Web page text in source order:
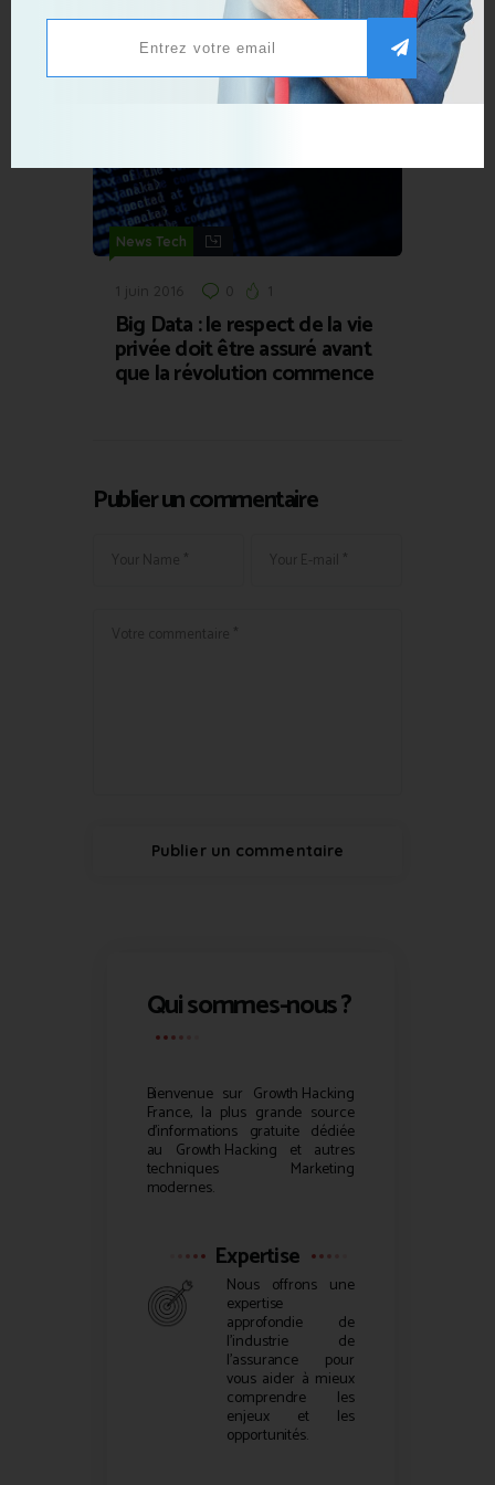
quiconque est capable de
pirater Tinder et Snapchat
News Tech
1 juin 2016 0
Big Data : le respect de la vie
privée doit être assuré avant
que la révolution commence
Publier un commentaire
Qui sommes-nous ?
Bienvenue sur Growth Hacking
France, la plus grande source
d’informations gratuite dédiée
au Growth Hacking et autres
techniques Marketing
modernes.
Expertise
Nous offrons une
expertise
approfondie de
l’industrie de
l’assurance pour
vous aider à mieux
comprendre les
enjeux et les
opportunités.